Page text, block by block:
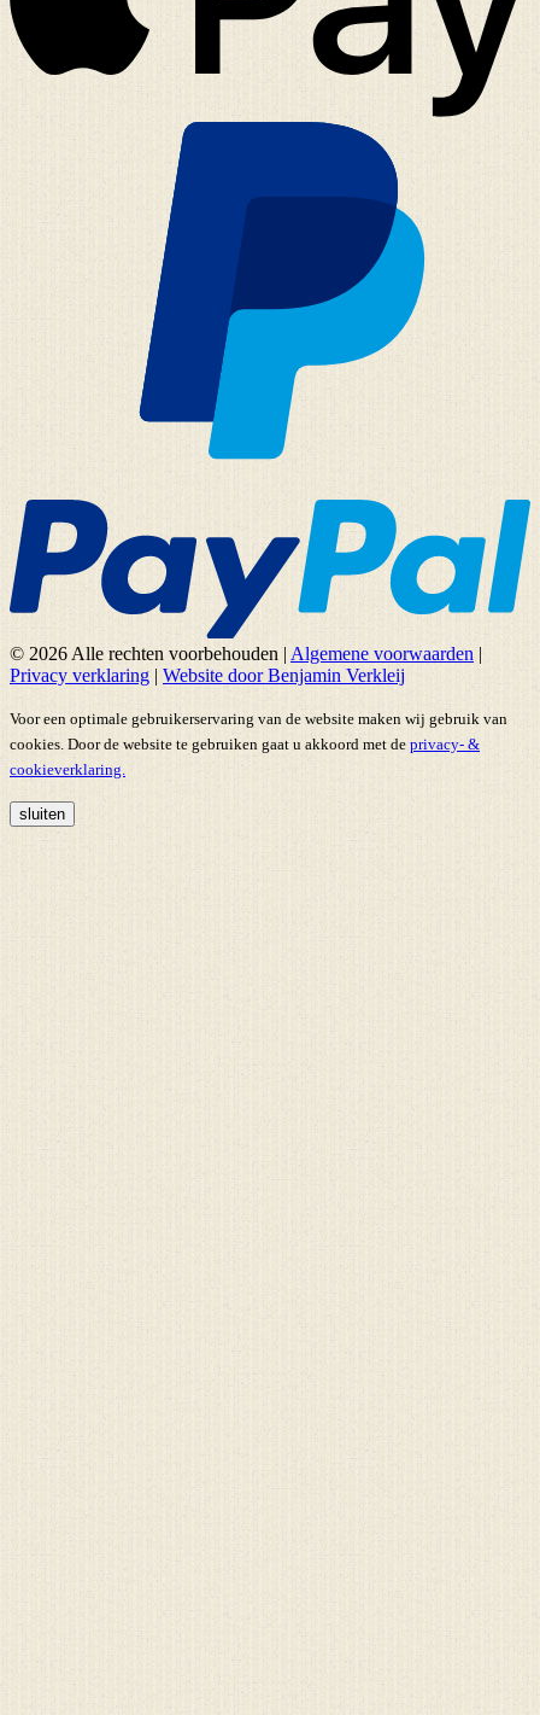
© 2026 Alle rechten voorbehouden | Algemene voorwaarden |
Privacy verklaring | Website door Benjamin Verkleij
Voor een optimale gebruikerservaring van de website maken wij gebruik van
cookies. Door de website te gebruiken gaat u akkoord met de privacy- &
cookieverklaring.
sluiten